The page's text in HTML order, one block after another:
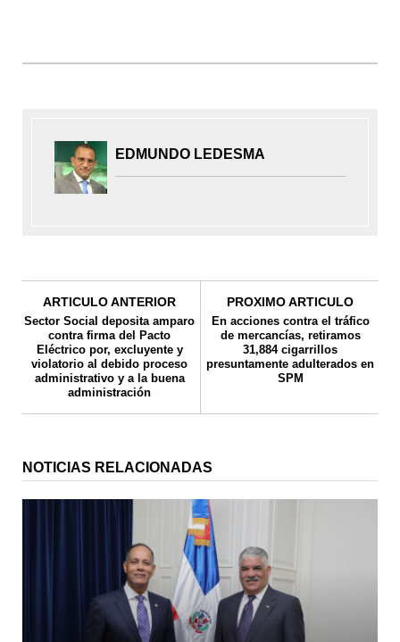
EDMUNDO LEDESMA
ARTICULO ANTERIOR
Sector Social deposita amparo
contra firma del Pacto
Eléctrico por, excluyente y
violatorio al debido proceso
administrativo y a la buena
administración
PROXIMO ARTICULO
En acciones contra el tráfico
de mercancías, retiramos
31,884 cigarrillos
presuntamente adulterados en
SPM
NOTICIAS RELACIONADAS